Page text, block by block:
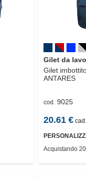
Gilet da
Gilet
ANTARES
cod. 9025
20.61€
Acquistando